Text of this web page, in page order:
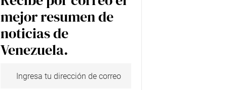
mejor resumen de
noticias de
Venezuela.